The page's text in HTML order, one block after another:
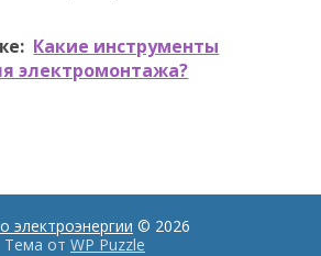
Какие инструменты
электромонтажа?
электроэнергии © 2026
Тема от WP Puzzle